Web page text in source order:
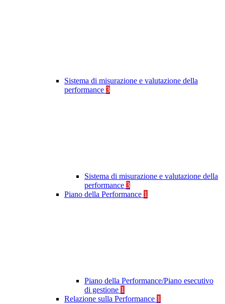
Sistema di misurazione e valutazione della
performance 3
Sistema di misurazione e valutazione della
performance 3
Piano della Performance 1
Piano della Performance/Piano esecutivo
di gestione 1
Relazione sulla Performance 1